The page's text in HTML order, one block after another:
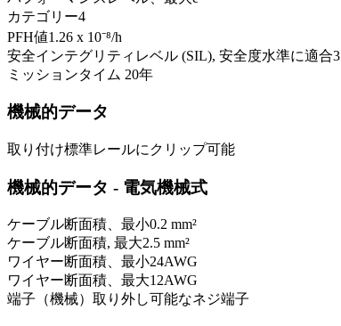
カテゴリー4
PFH値1.26 x 10⁻⁸/h
安全インテグリティレベル (SIL), 安全度水準に適合3
ミッションタイム 20年
機械的データ
取り付け標準レールにクリップ可能
機械的データ - 電気機械式
ケーブル断面積、最小0.2 mm²
ケーブル断面積, 最大2.5 mm²
ワイヤー断面積、最小24AWG
ワイヤー断面積、最大12AWG
端子（機械） 取り外し可能なネジ端子